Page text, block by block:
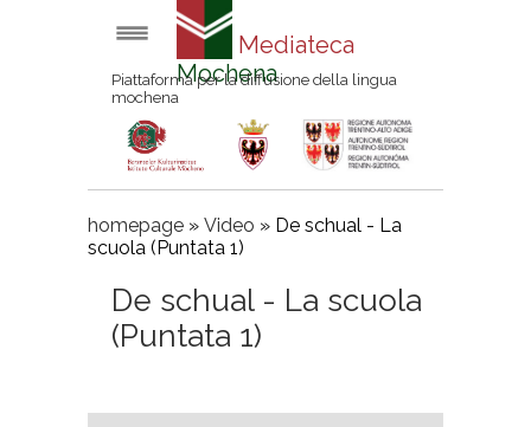
Mediateca
Mochena
Piattaforma per la diffusione della lingua
mochena
homepage » Video » De schual - La
scuola (Puntata 1)
De schual - La scuola
(Puntata 1)